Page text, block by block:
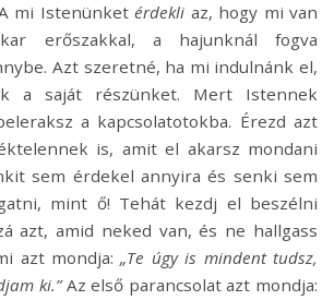
mi Istenünket érdekli az, hogy mi van
erőszakkal, a hajunknál fogva
Azt szeretné, ha mi indulnánk el,
a saját részünket. Mert Istennek
a kapcsolatotokba. Érezd azt
is, amit el akarsz mondani
sem érdekel annyira és senki sem
mint ő! Tehát kezdj el beszélni
azt, amid neked van, és ne hallgass
azt mondja:„Te úgy is mindent tudsz,
ki.”Az első parancsolat azt mondja: